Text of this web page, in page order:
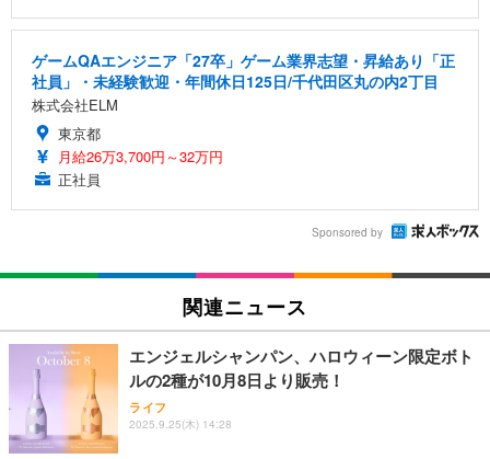
ゲームQAエンジニア「27卒」ゲーム業界志望・昇給あり「正
社員」・未経験歓迎・年間休日125日/千代田区丸の内2丁目
株式会社ELM
東京都
月給26万3,700円～32万円
正社員
Sponsored by
関連ニュース
エンジェルシャンパン、ハロウィーン限定ボト
ルの2種が10月8日より販売！
ライフ
2025.9.25(木) 14:28